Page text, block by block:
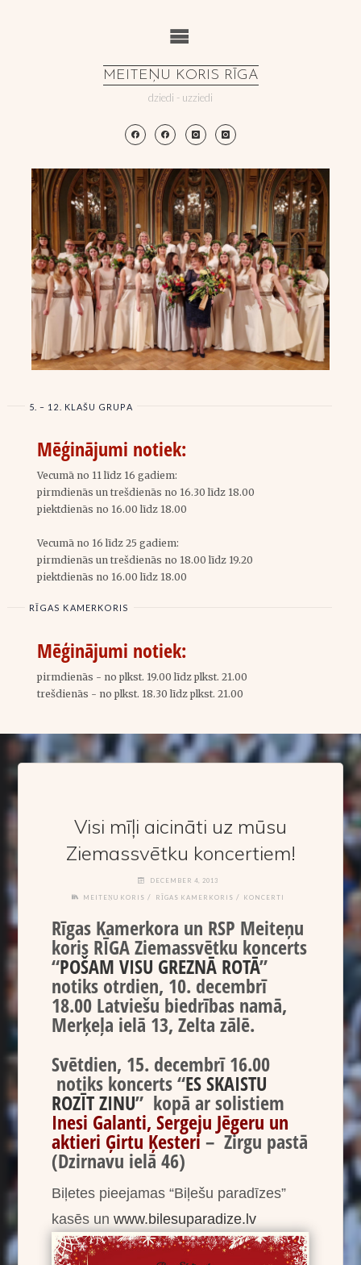
MEITEŅU KORIS RĪGA
dziedi - uzziedi
5. – 12. KLAŠU GRUPA
Mēģinājumi notiek:
Vecumā no 11 līdz 16 gadiem:
pirmdienās un trešdienās no 16.30 līdz 18.00
piektdienās no 16.00 līdz 18.00
Vecumā no 16 līdz 25 gadiem:
pirmdienās un trešdienās no 18.00 līdz 19.20
piektdienās no 16.00 līdz 18.00
RĪGAS KAMERKORIS
Mēģinājumi notiek:
pirmdienās - no plkst. 19.00 līdz plkst. 21.00
trešdienās - no plkst. 18.30 līdz plkst. 21.00
Visi mīļi aicināti uz mūsu
Ziemassvētku koncertiem!
DECEMBER 4, 2013
MEITEŅU KORIS / RĪGAS KAMERKORIS / KONCERTI
Rīgas Kamerkora un RSP Meiteņu
koris RĪGA Ziemassvētku koncerts
“POŠAM VISU GREZNĀ ROTĀ”
notiks otrdien, 10. decembrī
18.00 Latviešu biedrības namā,
Merķeļa ielā 13, Zelta zālē.
Svētdien, 15. decembrī 16.00
notiks koncerts “ES SKAISTU
ROZĪT ZINU” kopā ar solistiem
Inesi Galanti, Sergeju Jēgeru un
aktieri Ģirtu Ķesteri– Zirgu pastā
(Dzirnavu ielā 46)
Biļetes pieejamas “Biļešu paradīzes”
kasēs un www.bilesuparadize.lv